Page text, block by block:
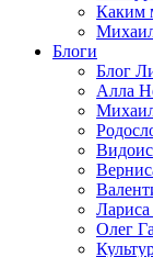
Каким
Блоги
Блог
Алла
Олег